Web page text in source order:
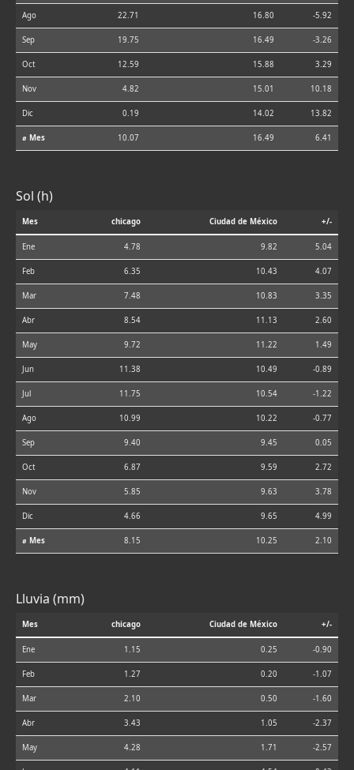
Ago 22.71 16.80 -5.92
Sep 19.75 16.49 -3.26
Oct 12.59 15.88 3.29
Nov 4.82 15.01 10.18
Dic 0.19 14.02 13.82
⌀ Mes 10.07 16.49 6.41
Sol (h)
Mes chicago Ciudad de México +/-
Ene 4.78 9.82 5.04
Feb 6.35 10.43 4.07
Mar 7.48 10.83 3.35
Abr 8.54 11.13 2.60
May 9.72 11.22 1.49
Jun 11.38 10.49 -0.89
Jul 11.75 10.54 -1.22
Ago 10.99 10.22 -0.77
Sep 9.40 9.45 0.05
Oct 6.87 9.59 2.72
Nov 5.85 9.63 3.78
Dic 4.66 9.65 4.99
⌀ Mes 8.15 10.25 2.10
Lluvia (mm)
Mes chicago Ciudad de México +/-
Ene 1.15 0.25 -0.90
Feb 1.27 0.20 -1.07
Mar 2.10 0.50 -1.60
Abr 3.43 1.05 -2.37
May 4.28 1.71 -2.57